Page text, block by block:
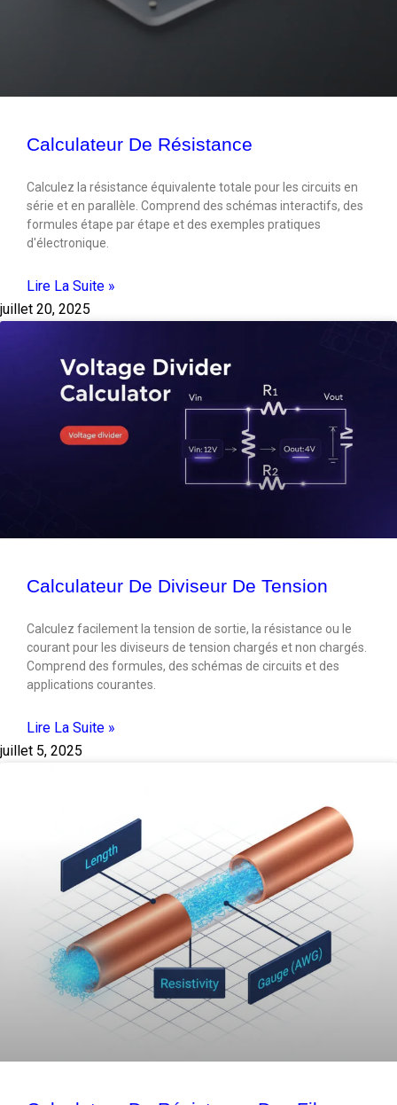
Calculateur De Résistance
Calculez la résistance équivalente totale pour les circuits en
série et en parallèle. Comprend des schémas interactifs, des
formules étape par étape et des exemples pratiques
d'électronique.
Lire La Suite »
juillet 20, 2025
Calculateur De Diviseur De Tension
Calculez facilement la tension de sortie, la résistance ou le
courant pour les diviseurs de tension chargés et non chargés.
Comprend des formules, des schémas de circuits et des
applications courantes.
Lire La Suite »
juillet 5, 2025